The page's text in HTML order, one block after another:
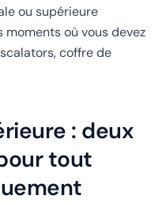
ou supérieure
où vous devez
coffre de
: deux
tout